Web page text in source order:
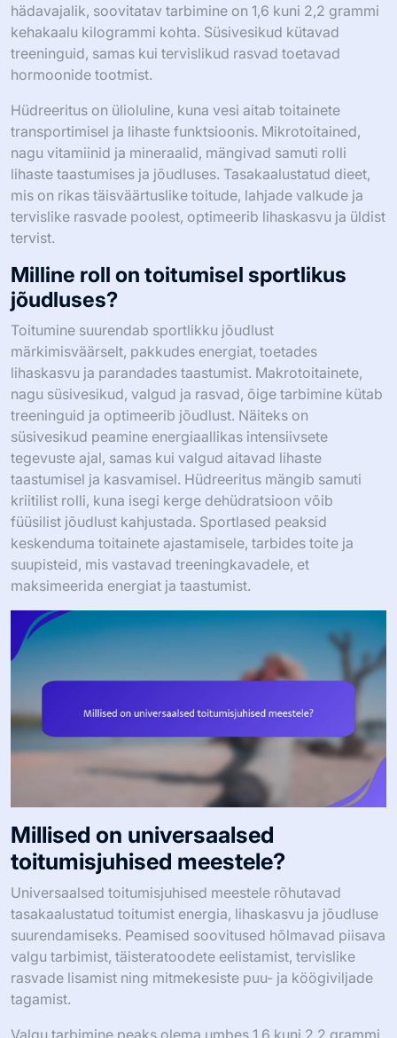
hädavajalik, soovitatav tarbimine on 1,6 kuni 2,2 grammi
kehakaalu kilogrammi kohta. Süsivesikud kütavad
treeninguid, samas kui tervislikud rasvad toetavad
hormoonide tootmist.
Hüdreeritus on ülioluline, kuna vesi aitab toitainete
transportimisel ja lihaste funktsioonis. Mikrotoitained,
nagu vitamiinid ja mineraalid, mängivad samuti rolli
lihaste taastumises ja jõudluses. Tasakaalustatud dieet,
mis on rikas täisväärtuslike toitude, lahjade valkude ja
tervislike rasvade poolest, optimeerib lihaskasvu ja üldist
tervist.
Milline roll on toitumisel sportlikus
jõudluses?
Toitumine suurendab sportlikku jõudlust
märkimisväärselt, pakkudes energiat, toetades
lihaskasvu ja parandades taastumist. Makrotoitainete,
nagu süsivesikud, valgud ja rasvad, õige tarbimine kütab
treeninguid ja optimeerib jõudlust. Näiteks on
süsivesikud peamine energiaallikas intensiivsete
tegevuste ajal, samas kui valgud aitavad lihaste
taastumisel ja kasvamisel. Hüdreeritus mängib samuti
kriitilist rolli, kuna isegi kerge dehüdratsioon võib
füüsilist jõudlust kahjustada. Sportlased peaksid
keskenduma toitainete ajastamisele, tarbides toite ja
suupisteid, mis vastavad treeningkavadele, et
maksimeerida energiat ja taastumist.
Millised on universaalsed
toitumisjuhised meestele?
Universaalsed toitumisjuhised meestele rõhutavad
tasakaalustatud toitumist energia, lihaskasvu ja jõudluse
suurendamiseks. Peamised soovitused hõlmavad piisava
valgu tarbimist, täisteratoodete eelistamist, tervislike
rasvade lisamist ning mitmekesiste puu- ja köögiviljade
tagamist.